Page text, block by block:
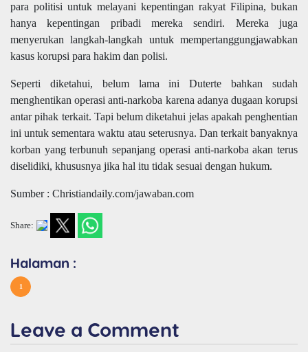
para politisi untuk melayani kepentingan rakyat Filipina, bukan
hanya kepentingan pribadi mereka sendiri. Mereka juga
menyerukan langkah-langkah untuk mempertanggungjawabkan
kasus korupsi para hakim dan polisi.
Seperti diketahui, belum lama ini Duterte bahkan sudah
menghentikan operasi anti-narkoba karena adanya dugaan korupsi
antar pihak terkait. Tapi belum diketahui jelas apakah penghentian
ini untuk sementara waktu atau seterusnya. Dan terkait banyaknya
korban yang terbunuh sepanjang operasi anti-narkoba akan terus
diselidiki, khususnya jika hal itu tidak sesuai dengan hukum.
Sumber : Christiandaily.com/jawaban.com
Share:
Halaman :
1
Leave a Comment